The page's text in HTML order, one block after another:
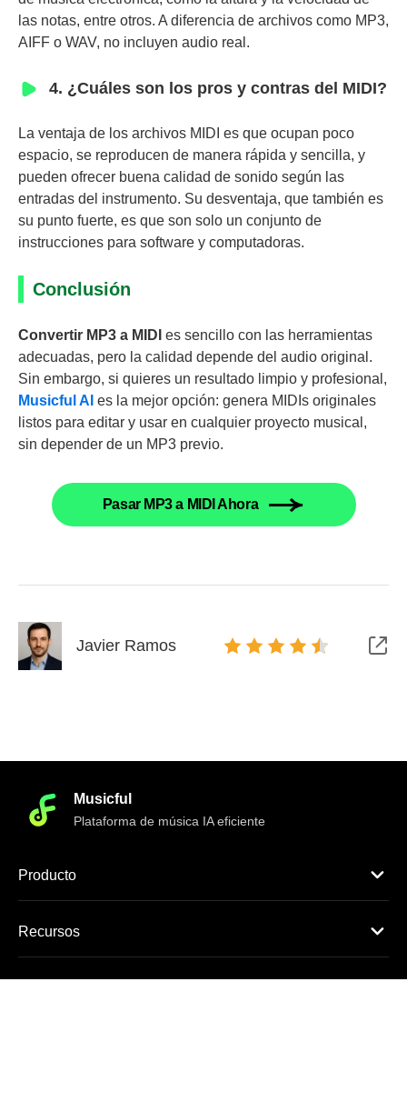
las notas, entre otros. A diferencia de archivos como MP3,
AIFF o WAV, no incluyen audio real.
4. ¿Cuáles son los pros y contras del MIDI?
La ventaja de los archivos MIDI es que ocupan poco
espacio, se reproducen de manera rápida y sencilla, y
pueden ofrecer buena calidad de sonido según las
entradas del instrumento. Su desventaja, que también es
su punto fuerte, es que son solo un conjunto de
instrucciones para software y computadoras.
Conclusión
Convertir MP3 a MIDI es sencillo con las herramientas
adecuadas, pero la calidad depende del audio original.
Sin embargo, si quieres un resultado limpio y profesional,
Musicful AI es la mejor opción: genera MIDIs originales
listos para editar y usar en cualquier proyecto musical,
sin depender de un MP3 previo.
Pasar MP3 a MIDI Ahora
Javier Ramos
Musicful
Plataforma de música IA eficiente
Producto
Recursos